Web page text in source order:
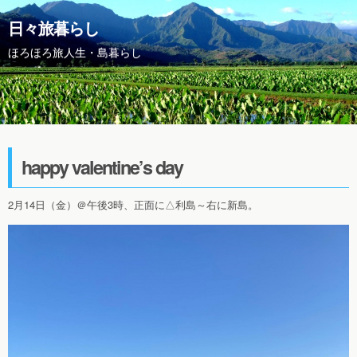
日々旅暮らし
ほろほろ旅人生・島暮らし
happy valentine’s day
2月14日（金）＠午後3時、正面に△利島～右に新島。